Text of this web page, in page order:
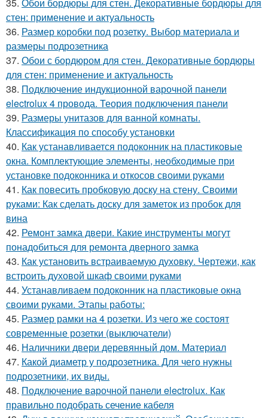
стен: применение и актуальность
36. Размер коробки под розетку. Выбор материала и
размеры подрозетника
37. Обои с бордюром для стен. Декоративные бордюры
для стен: применение и актуальность
38. Подключение индукционной варочной панели
electrolux 4 провода. Теория подключения панели
39. Размеры унитазов для ванной комнаты.
Классификация по способу установки
40. Как устанавливается подоконник на пластиковые
окна. Комплектующие элементы, необходимые при
установке подоконника и откосов своими руками
41. Как повесить пробковую доску на стену. Своими
руками: Как сделать доску для заметок из пробок для
вина
42. Ремонт замка двери. Какие инструменты могут
понадобиться для ремонта дверного замка
43. Как установить встраиваемую духовку. Чертежи, как
встроить духовой шкаф своими руками
44. Устанавливаем подоконник на пластиковые окна
своими руками. Этапы работы:
45. Размер рамки на 4 розетки. Из чего же состоят
современные розетки (выключатели)
46. Наличники двери деревянный дом. Материал
47. Какой диаметр у подрозетника. Для чего нужны
подрозетники, их виды.
48. Подключение варочной панели electrolux. Как
правильно подобрать сечение кабеля